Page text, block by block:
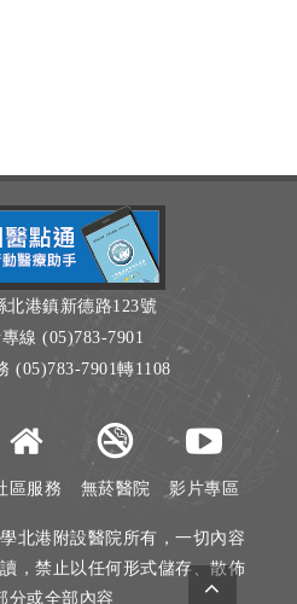
北港鎮新德路123號
線 (05)783-7901
(05)783-7901轉1108
區服務 無菸醫院 影片專區
北港附設醫院所有，一切內容
，禁止以任何形式儲存、散佈
分或全部內容